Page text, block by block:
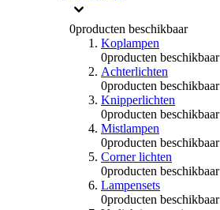
0producten beschikbaar
Koplampen
0producten beschikbaar
Achterlichten
0producten beschikbaar
Knipperlichten
0producten beschikbaar
Mistlampen
0producten beschikbaar
Corner lichten
0producten beschikbaar
Lampensets
0producten beschikbaar